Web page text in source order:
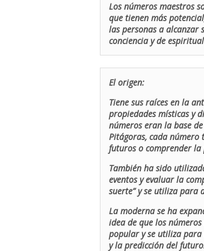
Los números maestros
que tienen más
las personas a alcanzar
conciencia y de
El origen:
Tiene sus raíces en la
propiedades místicas y
números eran la base
Pitágoras, cada número
futuros o comprender la
También ha sido
eventos y evaluar la
suerte” y se utiliza para
La moderna se ha
idea de que los
popular y se utiliza para
y la predicción del